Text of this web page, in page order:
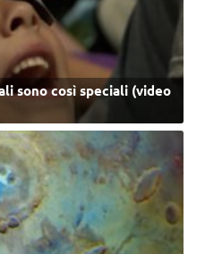
sono così speciali (video